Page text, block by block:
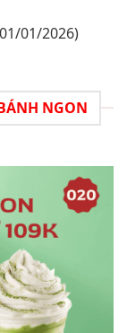
01/2026)
NGON